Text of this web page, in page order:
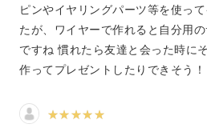
淡水真珠チャーム部分は取り外
フだけで使ったり、チャームを
ピンやイヤリングパーツ等を使っ
たが、ワイヤーで作れると自分用
ですね 慣れたら友達と会った時に
作ってプレゼントしたりできそう！